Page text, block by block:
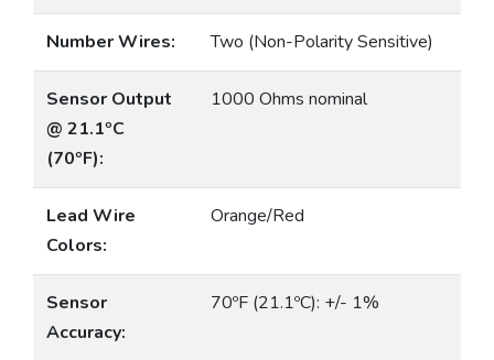
Number Wires: Two (Non-Polarity Sensitive)
Sensor Output
@ 21.1ºC
(70ºF):
1000 Ohms nominal
Lead Wire
Colors:
Orange/Red
Sensor
Accuracy:
70ºF (21.1ºC): +/- 1%